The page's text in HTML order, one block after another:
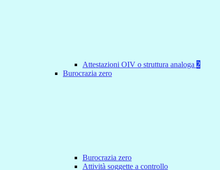
Attestazioni OIV o struttura analoga 2
Burocrazia zero
Burocrazia zero
Attività soggette a controllo